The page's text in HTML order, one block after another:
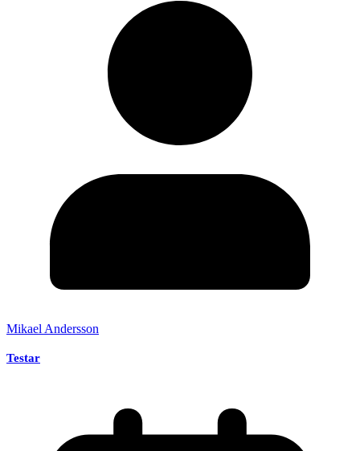
Mikael Andersson
Testar